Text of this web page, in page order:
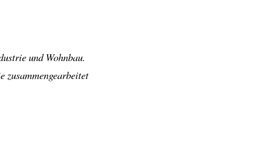
und Wohnbau.
zusammengearbeitet